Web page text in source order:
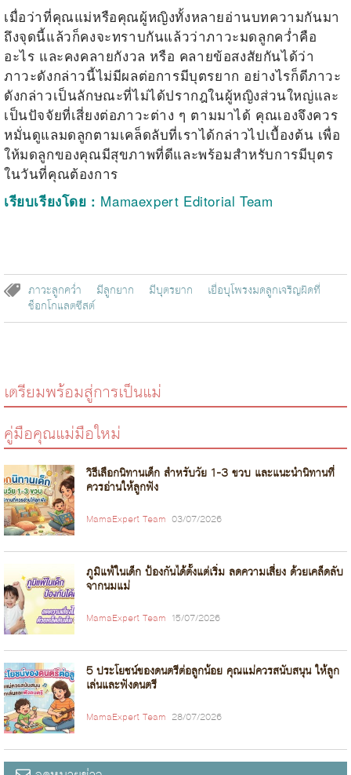
เมื่อว่าที่คุณแม่หรือคุณผู้หญิงทั้งหลายอ่านบทความกันมา
ถึงจุดนี้แล้วก็คงจะทราบกันแล้วว่าภาวะมดลูกคว่ำคือ
อะไร และคงคลายกังวล หรือ คลายข้อสงสัยกันได้ว่า
ภาวะดังกล่าวนี้ไม่มีผลต่อการมีบุตรยาก อย่างไรก็ดีภาวะ
ดังกล่าวเป็นลักษณะที่ไม่ได้ปรากฎในผู้หญิงส่วนใหญ่และ
เป็นปัจจัยที่เสี่ยงต่อภาวะต่าง ๆ ตามมาได้ คุณเองจึงควร
หมั่นดูแลมดลูกตามเคล็ดลับที่เราได้กล่าวไปเบื้องต้น เพื่อ
ให้มดลูกของคุณมีสุขภาพที่ดีและพร้อมสำหรับการมีบุตร
ในวันที่คุณต้องการ
เรียบเรียงโดย : Mamaexpert Editorial Team
ภาวะลูกคว่ำ มีลูกยาก มีบุตรยาก
เยื่อบุโพรงมดลูกเจริญผิดที่
ช็อกโกแลตซีสต์
เตรียมพร้อมสู่การเป็นแม่
คู่มือคุณแม่มือใหม่
วิธีเลือกนิทานเด็ก สำหรับวัย 1-3 ขวบ และแนะนำนิทานที่
ควรอ่านให้ลูกฟัง
MamaExpert Team 03/07/2026
ภูมิแพ้ในเด็ก ป้องกันได้ตั้งแต่เริ่ม ลดความเสี่ยง ด้วยเคล็ดลับ
จากนมแม่
MamaExpert Team 15/07/2026
5 ประโยชน์ของดนตรีต่อลูกน้อย คุณแม่ควรสนับสนุน ให้ลูก
เล่นและฟังดนตรี
MamaExpert Team 28/07/2026